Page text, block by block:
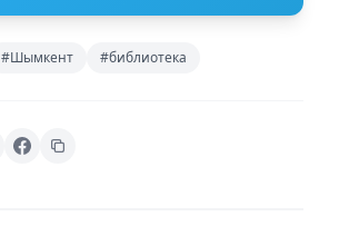
#Шымкент #библиотека